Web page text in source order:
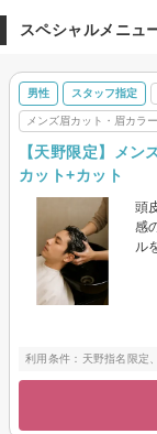
心カラー
髪、頭皮のお悩みお任
スペシャルメニュ
男性 スタッフ指定
メンズ眉カット・眉カラ
【天野限定】メ
カット+カット
頭
感
ル
利用条件：天野指名限定